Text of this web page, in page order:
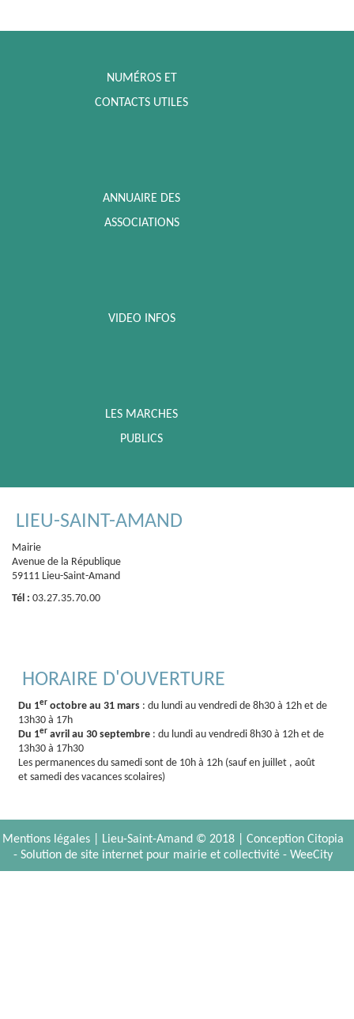
NUMÉROS ET
CONTACTS UTILES
ANNUAIRE DES
ASSOCIATIONS
VIDEO INFOS
LES MARCHES
PUBLICS
LIEU-SAINT-AMAND
Mairie
Avenue de la République
59111 Lieu-Saint-Amand
Tél : 03.27.35.70.00
HORAIRE D'OUVERTURE
Du 1er octobre au 31 mars : du lundi au vendredi de 8h30 à 12h et de
13h30 à 17h
Du 1er avril au 30 septembre : du lundi au vendredi 8h30 à 12h et de
13h30 à 17h30
Les permanences du samedi sont de 10h à 12h (sauf en juillet , août
et samedi des vacances scolaires)
Mentions légales | Lieu-Saint-Amand © 2018 | Conception Citopia
- Solution de site internet pour mairie et collectivité - WeeCity